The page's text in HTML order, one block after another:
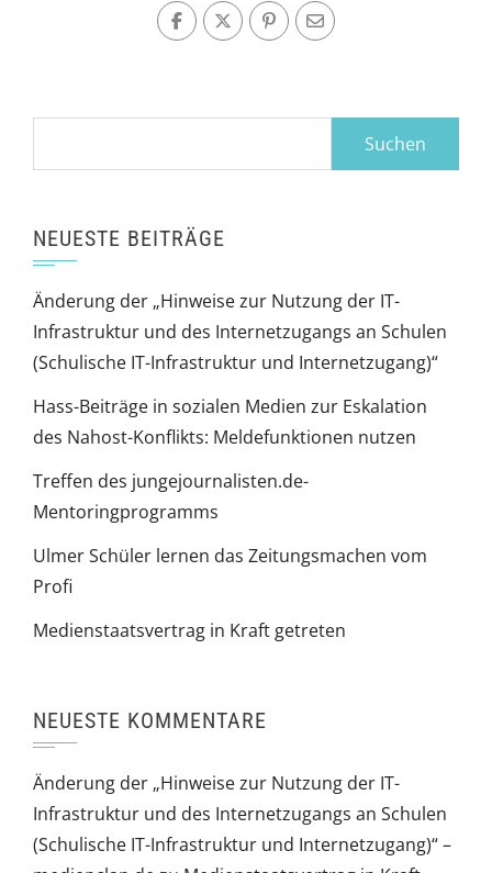
NEUESTE BEITRÄGE
Änderung der „Hinweise zur Nutzung der IT-
Infrastruktur und des Internetzugangs an Schulen
(Schulische IT-Infrastruktur und Internetzugang)“
Hass-Beiträge in sozialen Medien zur Eskalation
des Nahost-Konflikts: Meldefunktionen nutzen
Treffen des jungejournalisten.de-
Mentoringprogramms
Ulmer Schüler lernen das Zeitungsmachen vom
Profi
Medienstaatsvertrag in Kraft getreten
NEUESTE KOMMENTARE
Änderung der „Hinweise zur Nutzung der IT-
Infrastruktur und des Internetzugangs an Schulen
(Schulische IT-Infrastruktur und Internetzugang)“ –